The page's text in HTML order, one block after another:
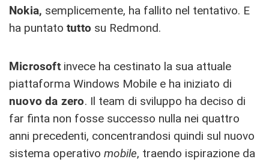
Nokia, semplicemente, ha fallito nel tentativo. E
ha puntato tutto su Redmond.
Microsoftinvece ha cestinato la sua attuale
piattaforma Windows Mobile e ha iniziato di
nuovo da zero. Il team di sviluppo ha deciso di
far finta non fosse successo nulla nei quattro
anni precedenti, concentrandosi quindi sul nuovo
sistema operativo mobile, traendo ispirazione da